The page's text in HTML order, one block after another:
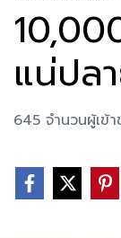
แน่ปล
645 จำนวนผู้เข้า